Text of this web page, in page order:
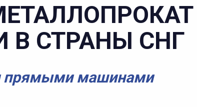
В СТРАНЫ СНГ
прямыми машинами